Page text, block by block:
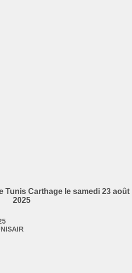
Tunis Carthage le samedi 23 août
2025